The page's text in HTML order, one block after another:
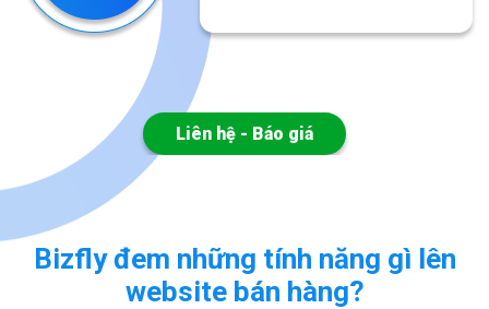
Liên hệ - Báo giá
Bizfly đem những tính năng gì lên
website bán hàng?